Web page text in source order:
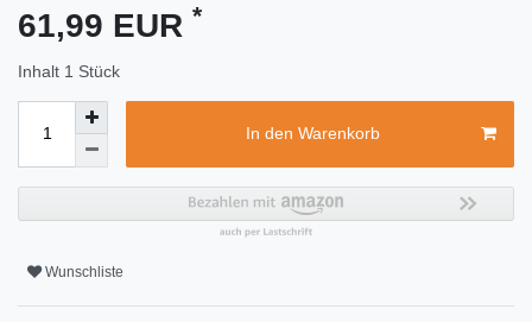
61,99 EUR *
Inhalt 1 Stück
In den Warenkorb
Wunschliste